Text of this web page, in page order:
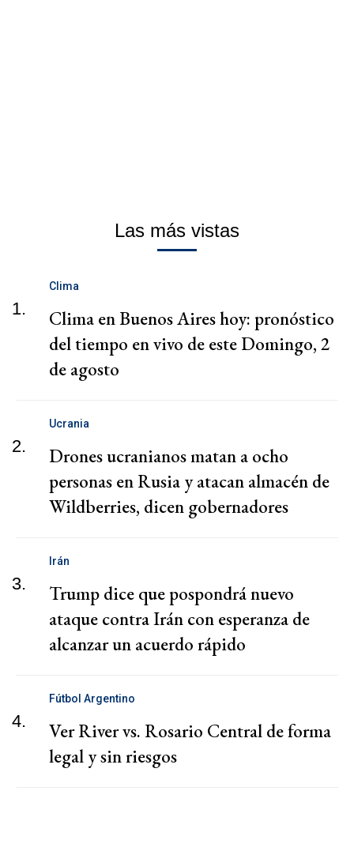
Las más vistas
1.
Clima
Clima en Buenos Aires hoy: pronóstico
del tiempo en vivo de este Domingo, 2
de agosto
2.
Ucrania
Drones ucranianos matan a ocho
personas en Rusia y atacan almacén de
Wildberries, dicen gobernadores
3.
Irán
Trump dice que pospondrá nuevo
ataque contra Irán con esperanza de
alcanzar un acuerdo rápido
4.
Fútbol Argentino
Ver River vs. Rosario Central de forma
legal y sin riesgos